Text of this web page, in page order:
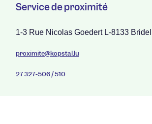
Service de proximité
1-3 Rue Nicolas Goedert L-8133 Bridel
proximite@kopstal.lu
27 327-506 / 510